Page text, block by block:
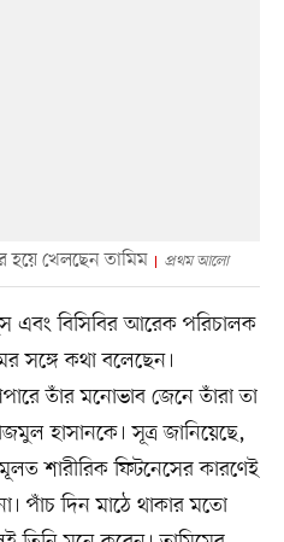
হয়ে খেলছেন তামিম প্রথম আলো
বিসিবির আরেক পরিচালক
সঙ্গে কথা বলেছেন।
তাঁর মনোভাব জেনে তাঁরা তা
হাসানকে। সূত্র জানিয়েছে,
শারীরিক ফিটনেসের কারণেই
পাঁচ দিন মাঠে থাকার মতো